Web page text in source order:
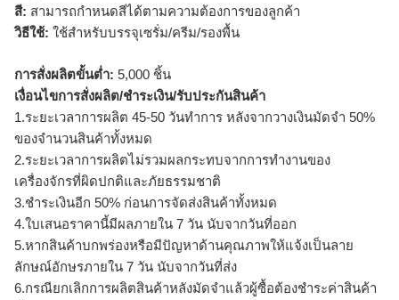
สี: สามารถกำหนดสีได้ตามความต้องการของลูกค้า
วิธีใช้: ใช้สำหรับบรรจุเซรั่ม/ครีม/รองพื้น
การสั่งผลิตขั้นต่ำ: 5,000 ชิ้น
เงื่อนไขการสั่งผลิต/ชำระเงิน/รับประกันสินค้า
1.ระยะเวลาการผลิต 45-50 วันทำการ หลังจากวางเงินมัดจำ 50%
ของจำนวนสินค้าทั้งหมด
2.ระยะเวลาการผลิตไม่รวมผลกระทบจากการทำงานของ
เครื่องจักรที่ผิดปกติและภัยธรรมชาติ
3.ชำระเงินอีก 50% ก่อนการจัดส่งสินค้าทั้งหมด
4.ใบเสนอราคานี้มีผลภายใน 7 วัน นับจากวันที่ออก
5.หากสินค้าบกพร่องหรือมีปัญหาด้านคุณภาพให้แจ้งเป็นลาย
ลักษณ์อักษรภายใน 7 วัน นับจากวันที่ส่ง
6.กรณียกเลิกการผลิตสินค้าหลังมัดจำแล้วผู้ซื้อต้องชำระค่าสินค้า